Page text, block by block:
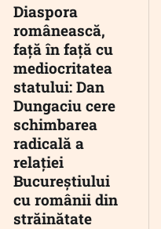
Diaspora
românească,
față în față cu
mediocritatea
statului: Dan
Dungaciu cere
schimbarea
radicală a
relației
Bucureștiului
cu românii din
străinătate